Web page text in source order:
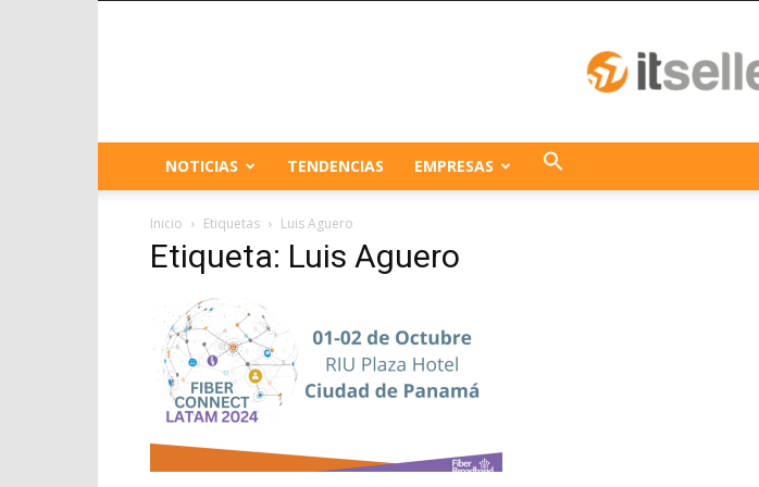
NOTICIAS TENDENCIAS EMPRESAS
Inicio Etiquetas Luis Aguero
Etiqueta: Luis Aguero